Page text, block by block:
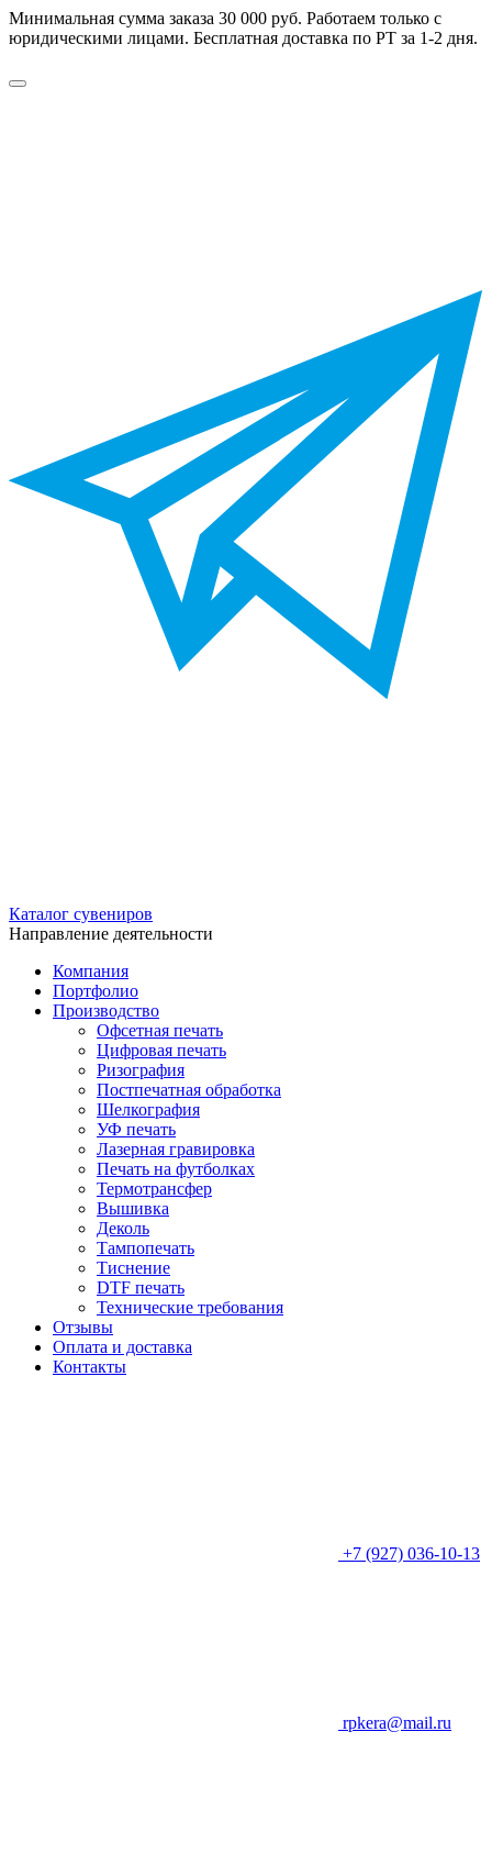
Минимальная сумма заказа 30 000 руб. Работаем только с
юридическими лицами. Бесплатная доставка по РТ за 1-2 дня.
Каталог сувениров
Направление деятельности
Компания
Портфолио
Производство
Офсетная печать
Цифровая печать
Ризография
Постпечатная обработка
Шелкография
УФ печать
Лазерная гравировка
Печать на футболках
Термотрансфер
Вышивка
Деколь
Тампопечать
Тиснение
DTF печать
Технические требования
Отзывы
Оплата и доставка
Контакты
+7 (927) 036-10-13
rpkera@mail.ru